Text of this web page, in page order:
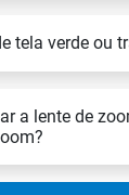
tela verde ou
a lente de